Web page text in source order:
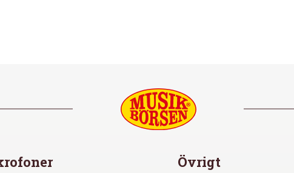
Övrigt